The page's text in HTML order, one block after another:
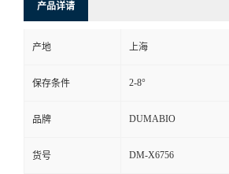
方
产品详请
产地 上海
保存条件 2-8°
品牌 DUMABIO
货号 DM-X6756